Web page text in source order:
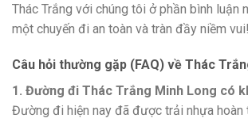
Thác Trắng với chúng tôi ở phần bình luận
một chuyến đi an toàn và tràn đầy niềm vui!
Câu hỏi thường gặp (FAQ) về Thác
1. Đường đi Thác Trắng Minh Long có
Đường đi hiện nay đã được trải nhựa hoàn